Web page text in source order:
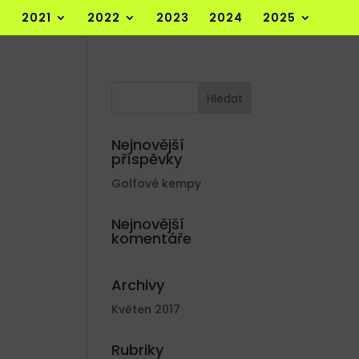
2021 2022 2023 2024 2025
Nejnovější
příspěvky
Golfové kempy
Nejnovější
komentáře
Archivy
Květen 2017
Rubriky